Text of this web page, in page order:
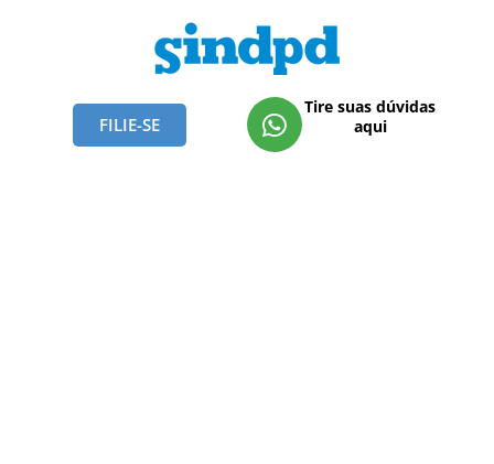
FILIE-SE
Tire suas dúvidas
aqui